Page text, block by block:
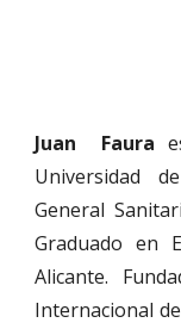
Juan Faura
Universidad
General
Graduado en
Alicante.
Internacional